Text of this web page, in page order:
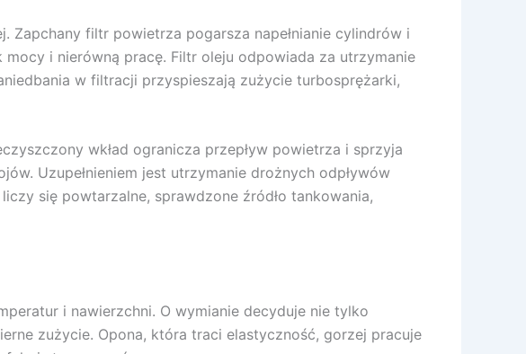
Zapchany filtr powietrza pogarsza napełnianie cylindrów i
i nierówną pracę. Filtr oleju odpowiada za utrzymanie
w filtracji przyspieszają zużycie turbosprężarki,
wkład ogranicza przepływ powietrza i sprzyja
Uzupełnieniem jest utrzymanie drożnych odpływów
się powtarzalne, sprawdzone źródło tankowania,
i nawierzchni. O wymianie decyduje nie tylko
zużycie. Opona, która traci elastyczność, gorzej pracuje